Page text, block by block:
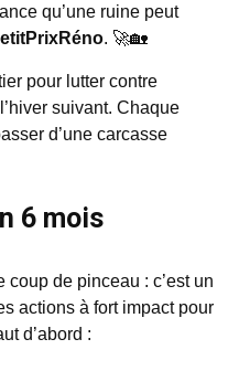
qu’une ruine peut
. 🚀🏡
pour lutter contre
suivant. Chaque
d’une carcasse
6 mois
de pinceau : c’est un
actions à fort impact pour
d’abord :